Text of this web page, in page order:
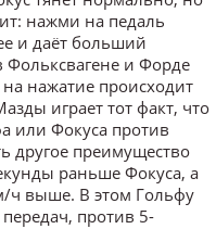
нажми на педаль
и даёт больший
Фольксвагене и Форде
нажатие происходит
играет тот факт, что
или Фокуса против
другое преимущество
раньше Фокуса, а
ч выше. В этом Гольфу
передач, против 5-